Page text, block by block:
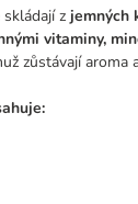
z jemných
vitaminy,
zůstávají aroma